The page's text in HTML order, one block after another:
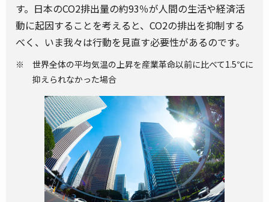
す。日本のCO2排出量の約93％が人間の生活や経済活
動に起因することを考えると、CO2の排出を抑制する
べく、いま我々は行動を見直す必要性があるのです。
世界全体の平均気温の上昇を産業革命以前に比べて1.5℃に
抑えられなかった場合